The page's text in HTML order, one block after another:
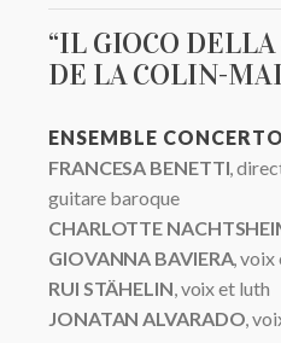
“IL GIOCO DELLA
DE LA COLIN-
ENSEMBLE
FRANCESA BENETTI ,
guitare baroque
CHARLOTTE
GIOVANNA BAVIERA, voix
RUI STÄHELIN , voix et luth
JONATAN ALVARADO ,